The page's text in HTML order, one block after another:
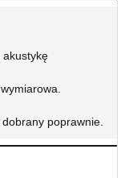
akustykę
poprawnie.